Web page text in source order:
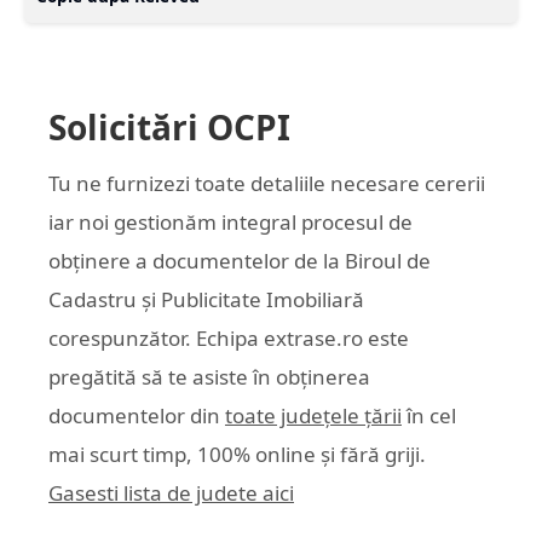
Solicitări OCPI
Tu ne furnizezi toate detaliile necesare cererii
iar noi gestionăm integral procesul de
obținere a documentelor de la Biroul de
Cadastru și Publicitate Imobiliară
corespunzător. Echipa extrase.ro este
pregătită să te asiste în obținerea
documentelor din toate județele țării în cel
mai scurt timp, 100% online și fără griji.
Gasesti lista de judete aici